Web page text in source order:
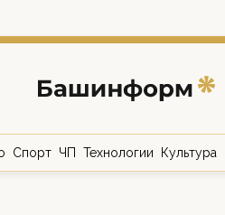
Спорт ЧП Технологии Культура